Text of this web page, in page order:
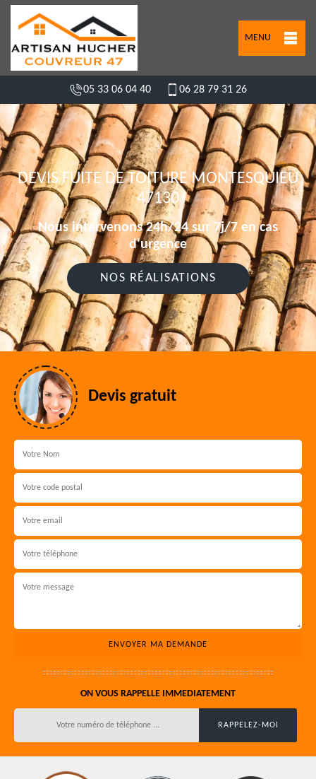
MENU
05 33 06 04 40 06 28 79 31 26
DEVIS FUITE DE TOITURE MONTESQUIEU
47130
Nous intervenons 24h/24 sur 7j/7 en cas
d'urgence
NOS RÉALISATIONS
Devis gratuit
ON VOUS RAPPELLE IMMEDIATEMENT